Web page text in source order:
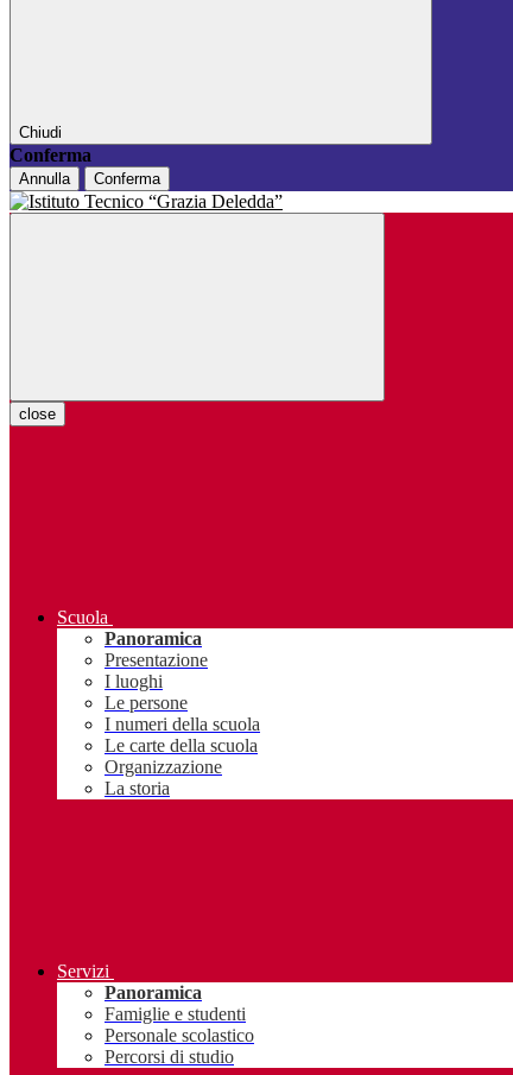
Chiudi
Conferma
Annulla Conferma
close
Scuola
Panoramica
Presentazione
I luoghi
Le persone
I numeri della scuola
Le carte della scuola
Organizzazione
La storia
Servizi
Panoramica
Famiglie e studenti
Personale scolastico
Percorsi di studio